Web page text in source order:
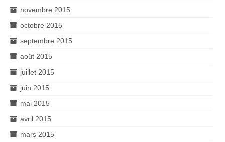
novembre 2015
octobre 2015
septembre 2015
août 2015
juillet 2015
juin 2015
mai 2015
avril 2015
mars 2015